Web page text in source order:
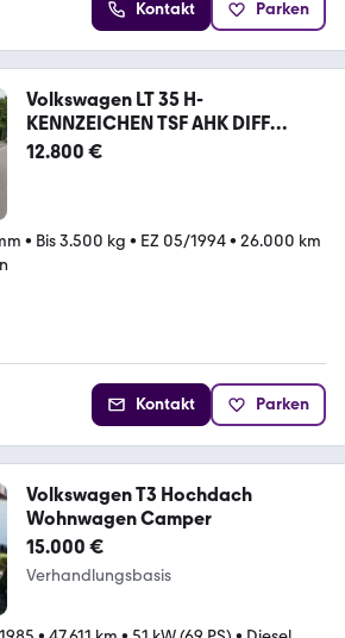
Kontakt Parken
Volkswagen LT 35 H-
KENNZEICHEN TSF AHK DIFF
SPERRE CAMPER
12.800 €
• Bis 3.500 kg • EZ 05/1994• 26.000 km
Kontakt Parken
Volkswagen T3 Hochdach
Wohnwagen Camper
15.000 €
Verhandlungsbasis